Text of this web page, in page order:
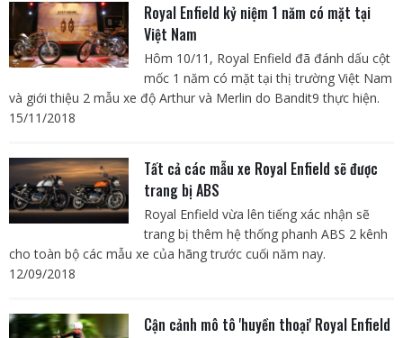
Royal Enfield kỷ niệm 1 năm có mặt tại
Việt Nam
Hôm 10/11, Royal Enfield đã đánh dấu cột
mốc 1 năm có mặt tại thị trường Việt Nam
và giới thiệu 2 mẫu xe độ Arthur và Merlin do Bandit9 thực hiện.
15/11/2018
Tất cả các mẫu xe Royal Enfield sẽ được
trang bị ABS
Royal Enfield vừa lên tiếng xác nhận sẽ
trang bị thêm hệ thống phanh ABS 2 kênh
cho toàn bộ các mẫu xe của hãng trước cuối năm nay.
12/09/2018
Cận cảnh mô tô 'huyền thoại' Royal Enfield